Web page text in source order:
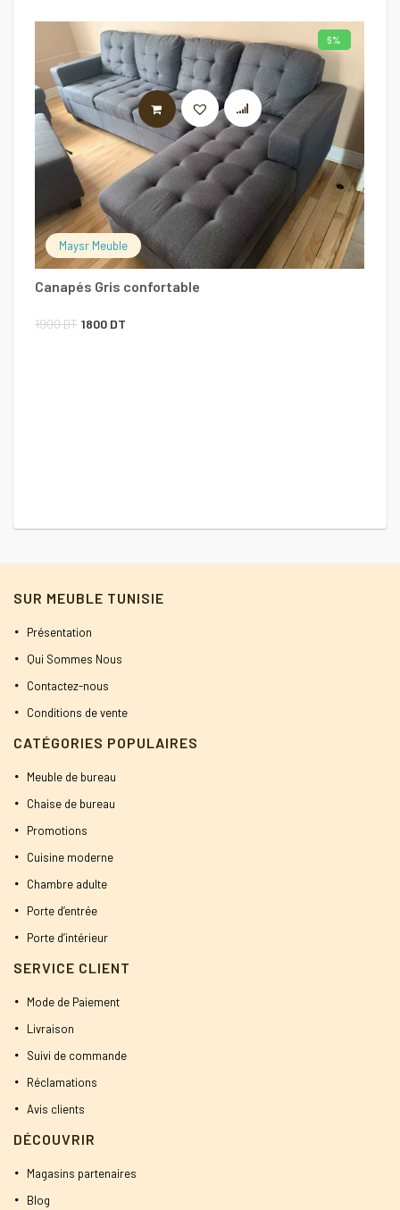
6%
Maysr Meuble
Canapés Gris confortable
1900DT Le
1800 DT
AJOUTER AU PANIER
SUR MEUBLE TUNISIE
Présentation
Qui Sommes Nous
Contactez-nous
Conditions de vente
CATÉGORIES POPULAIRES
Meuble de bureau
Chaise de bureau
Promotions
Cuisine moderne
Chambre adulte
Porte d’entrée
Porte d’intérieur
SERVICE CLIENT
Mode de Paiement
Livraison
Suivi de commande
Réclamations
Avis clients
DÉCOUVRIR
Magasins partenaires
Blog